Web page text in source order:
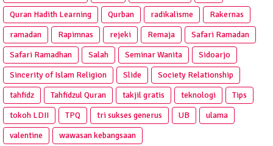
Quran Hadith Learning
Qurban radikalisme
Rakernas
ramadan
Rapimnas rejeki Remaja
Safari Ramadan
Safari Ramadhan
Salah Seminar Wanita
Sidoarjo
Sincerity of Islam Religion
Slide
Society Relationship
tahfidz
Tahfidzul Quran takjil gratis teknologi
Tips
tokoh LDII
TPQ tri sukses generus UB
ulama
valentine
wawasan kebangsaan